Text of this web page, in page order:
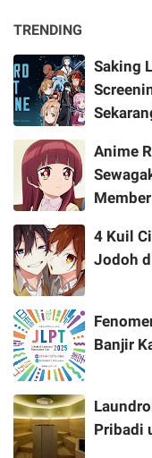
TRENDING
Saking
Anime
4 Kuil
Jodoh
Banjir
Pribadi